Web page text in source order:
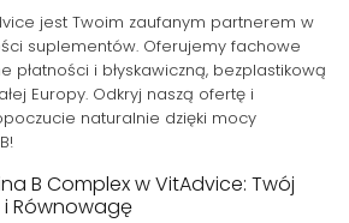
jest Twoim zaufanym partnerem w
suplementów. Oferujemy fachowe
płatności i błyskawiczną, bezplastikową
Europy. Odkryj naszą ofertę i
naturalnie dzięki mocy
B Complex w VitAdvice: Twój
i Równowagę